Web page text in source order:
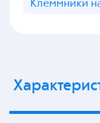
Клеммники